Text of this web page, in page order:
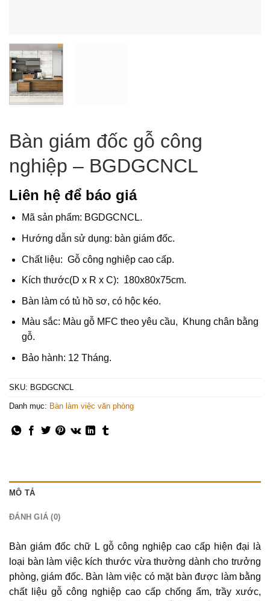
Bàn giám đốc gỗ công
nghiệp – BGDGCNCL
Liên hệ để báo giá
Mã sản phẩm: BGDGCNCL.
Hướng dẫn sử dụng: bàn giám đốc.
Chất liệu: Gỗ công nghiệp cao cấp.
Kích thước(D x R x C): 180x80x75cm.
Bàn làm có tủ hồ sơ, có hộc kéo.
Màu sắc: Màu gỗ MFC theo yêu cầu, Khung chân bằng
gỗ.
Bảo hành: 12 Tháng.
SKU: BGDGCNCL
Danh mục: Bàn làm việc văn phòng
MÔ TẢ
ĐÁNH GIÁ (0)
Bàn giám đốc chữ L gỗ công nghiệp cao cấp hiện đại là
loại bàn làm việc kích thước vừa thường dành cho trưởng
phòng, giám đốc. Bàn làm việc có mặt bàn được làm bằng
chất liệu gỗ công nghiệp cao cấp chống ẩm, trầy xước,